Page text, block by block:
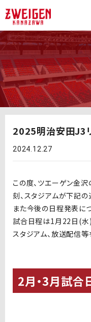
2025明治安田J3
2024.12.27
この度、ツエーゲン金
刻、スタジアムが下記の
また今後の日程発表に
試合日程は1月22日(水)
スタジアム、放送配信等
2月・3月試合